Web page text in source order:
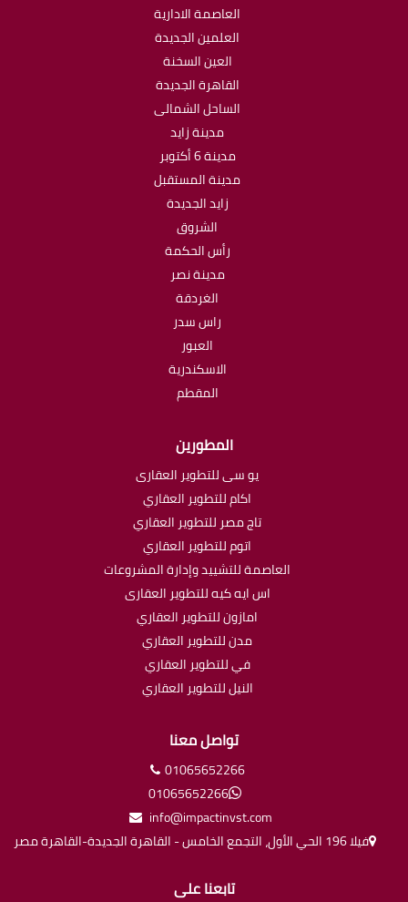
العاصمة الادارية
العلمين الجديدة
العين السخنة
القاهرة الجديدة
الساحل الشمالى
مدينة زايد
مدينة 6 أكتوبر
مدينة المستقبل
زايد الجديدة
الشروق
رأس الحكمة
مدينة نصر
الغردقة
راس سدر
العبور
الاسكندرية
المقطم
المطورين
يو سى للتطوير العقارى
اكام للتطوير العقاري
تاج مصر للتطوير العقاري
اتوم للتطوير العقاري
العاصمة للتشييد وإدارة المشروعات
اس ايه كيه للتطوير العقارى
امازون للتطوير العقاري
مدن للتطوير العقاري
في للتطوير العقاري
النيل للتطوير العقاري
تواصل معنا
01065652266
01065652266
info@impactinvst.com
فيلا 196 الحي الأول، التجمع الخامس - القاهرة الجديدة-القاهرة مصر
تابعنا على